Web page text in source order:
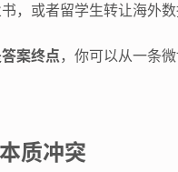
，或者留学生转让海外数
案终点，你可以从一条
质冲突